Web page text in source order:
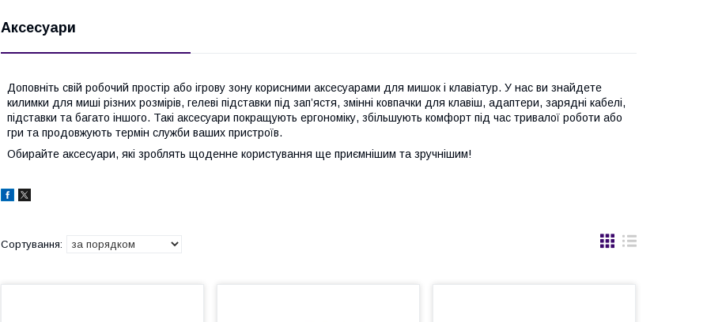
Аксесуари
Доповніть свій робочий простір або ігрову зону корисними аксесуарами для мишок і клавіатур. У нас ви знайдете
килимки для миші різних розмірів, гелеві підставки під зап’ястя, змінні ковпачки для клавіш, адаптери, зарядні кабелі,
підставки та багато іншого. Такі аксесуари покращують ергономіку, збільшують комфорт під час тривалої роботи або
гри та продовжують термін служби ваших пристроїв.
Обирайте аксесуари, які зроблять щоденне користування ще приємнішим та зручнішим!